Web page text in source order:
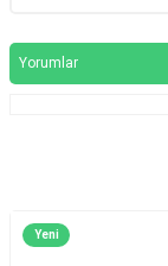
Yorumlar
Yeni